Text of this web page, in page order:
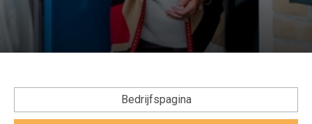
Voorwaarden en Privacy
Veelgestelde vragen
Bedrijfspagina